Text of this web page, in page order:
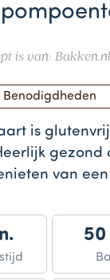
is van:
Benodigdheden
is
van
50